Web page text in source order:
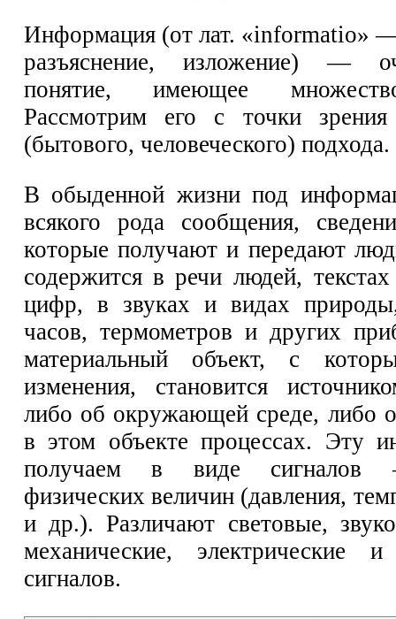
Информация (от лат. «informatio»
разъяснение, изложение) —
понятие, имеющее
Рассмотрим его с точки зрения
(бытового, человеческого) подхода.
В обыденной жизни под
всякого рода сообщения,
которые получают и передают
содержится в речи людей,
цифр, в звуках и видах
часов, термометров и других
материальный объект, с
изменения, становится
либо об окружающей среде, либо
в этом объекте процессах. Эту
получаем в виде сигналов
физических величин (давления,
и др.). Различают световые,
механические, электрические
сигналов.